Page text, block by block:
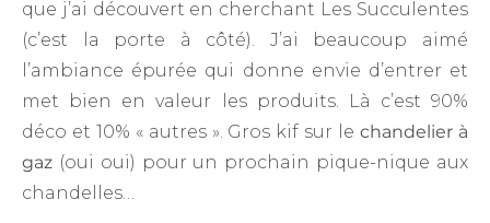
que j’ai découvert en cherchant Les Succulentes
(c’est la porte à côté). J’ai beaucoup aimé
l’ambiance épurée qui donne envie d’entrer et
met bien en valeur les produits. Là c’est 90%
déco et 10% « autres ». Gros kif sur lechandelier à
gaz (oui oui) pour un prochain pique-nique aux
chandelles…